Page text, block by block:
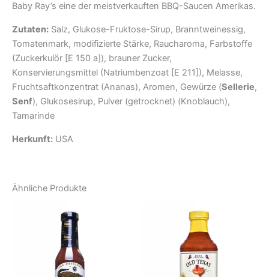
Baby Ray’s eine der meistverkauften BBQ-Saucen Amerikas.
Zutaten: Salz, Glukose-Fruktose-Sirup, Branntweinessig,
Tomatenmark, modifizierte Stärke, Raucharoma, Farbstoffe
(Zuckerkulör [E 150 a]), brauner Zucker,
Konservierungsmittel (Natriumbenzoat [E 211]), Melasse,
Fruchtsaftkonzentrat (Ananas), Aromen, Gewürze (Sellerie,
Senf), Glukosesirup, Pulver (getrocknet) (Knoblauch),
Tamarinde
Herkunft: USA
Ähnliche Produkte